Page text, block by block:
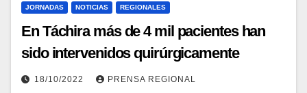
JORNADAS NOTICIAS REGIONALES
En Táchira más de 4 mil pacientes han
sido intervenidos quirúrgicamente
18/10/2022 PRENSA REGIONAL